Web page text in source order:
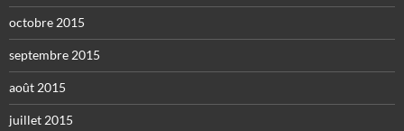
octobre 2015
septembre 2015
août 2015
juillet 2015